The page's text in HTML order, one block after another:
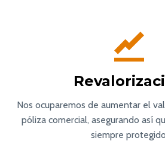
Nos ocuparemos de aumentar el
póliza comercial, asegurando así
siempre